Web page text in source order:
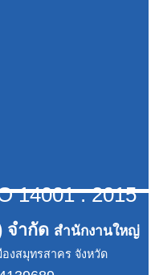
14001 : 2015
จำกัด สำนักงานใหญ่
งสมุทรสาคร จังหวัด